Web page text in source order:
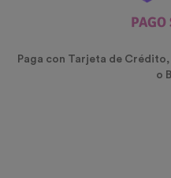
PAGO
Paga con Tarjeta de
o